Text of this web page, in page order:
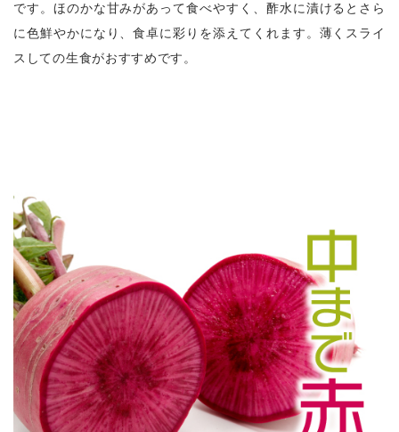
です。ほのかな甘みがあって食べやすく、酢水に漬けるとさら
に色鮮やかになり、食卓に彩りを添えてくれます。薄くスライ
スしての生食がおすすめです。